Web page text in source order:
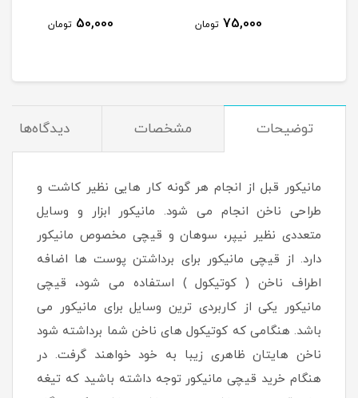
75,000 تومان 50,000 تومان
توضیحات مشخصات دیدگاه‌ها
مانیکور قبل از انجام هر گونه کار هایی نظیر کاشت و
طراحی ناخن انجام می شود. مانیکور ابزار و وسایل
متعددی نظیر نیپر، سوهان و قیچی مخصوص مانیکور
دارد. از قیچی مانیکور برای برداشتن پوست ها اضافه
اطراف ناخن ( کوتیکول ) استفاده می شود، قیچی
مانیکور یکی از کاربردی ترین وسایل برای مانیکور می
باشد. هنگامی که کوتیکول های ناخن شما برداشته شود
ناخن هایتان ظاهری زیبا به خود خواهند گرفت. در
هنگام خرید قیچی مانیکور توجه داشته باشید که تیغه